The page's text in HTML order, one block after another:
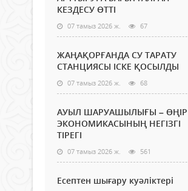
КЕЗДЕСУ ӨТТІ
07 тамыз 2026 ж. 67
ЖАҢАҚОРҒАНДА СУ ТАРАТУ
СТАНЦИЯСЫ ІСКЕ ҚОСЫЛДЫ
07 тамыз 2026 ж. 68
АУЫЛ ШАРУАШЫЛЫҒЫ – ӨҢІР
ЭКОНОМИКАСЫНЫҢ НЕГІЗГІ
ТІРЕГІ
07 тамыз 2026 ж. 561
Есептен шығару куәліктері